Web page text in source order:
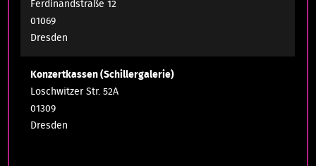
Ferdinandstraße 12
01069
Dresden
Konzertkassen (Schillergalerie)
Loschwitzer Str. 52A
01309
Dresden